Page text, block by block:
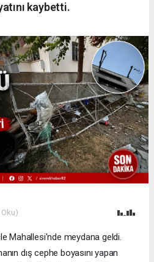
kaybetti.
Mahallesi'nde meydana geldi.
dış cephe boyasını yapan